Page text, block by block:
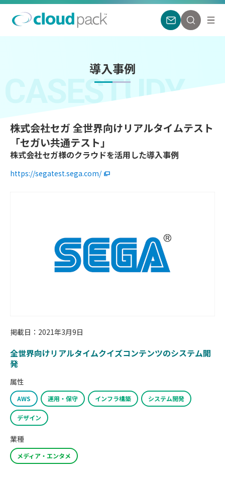
導入事例
CASESTUDY
株式会社セガ 全世界向けリアルタイムテスト
「セガい共通テスト」
株式会社セガ様のクラウドを活用した導入事例
https://segatest.sega.com/
掲載日：2021年3月9日
全世界向けリアルタイムクイズコンテンツのシステム開
発
属性
AWS 運用・保守 インフラ構築 システム開発
デザイン
業種
メディア・エンタメ